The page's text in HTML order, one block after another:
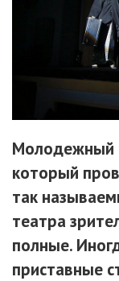
Молодежный
который
так
театра
полные.
приставные